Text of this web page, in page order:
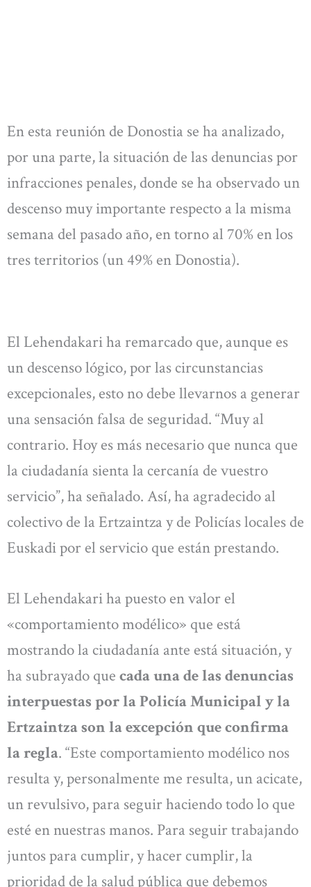
En esta reunión de Donostia se ha analizado,
por una parte, la situación de las denuncias por
infracciones penales, donde se ha observado un
descenso muy importante respecto a la misma
semana del pasado año, en torno al 70% en los
tres territorios (un 49% en Donostia).
El Lehendakari ha remarcado que, aunque es
un descenso lógico, por las circunstancias
excepcionales, esto no debe llevarnos a generar
una sensación falsa de seguridad. “Muy al
contrario. Hoy es más necesario que nunca que
la ciudadanía sienta la cercanía de vuestro
servicio”, ha señalado. Así, ha agradecido al
colectivo de la Ertzaintza y de Policías locales de
Euskadi por el servicio que están prestando.
El Lehendakari ha puesto en valor el
«comportamiento modélico» que está
mostrando la ciudadanía ante está situación, y
ha subrayado que cada una de las denuncias
interpuestas por la Policía Municipal y la
Ertzaintza son la excepción que confirma
la regla. “Este comportamiento modélico nos
resulta y, personalmente me resulta, un acicate,
un revulsivo, para seguir haciendo todo lo que
esté en nuestras manos. Para seguir trabajando
juntos para cumplir, y hacer cumplir, la
prioridad de la salud pública que debemos